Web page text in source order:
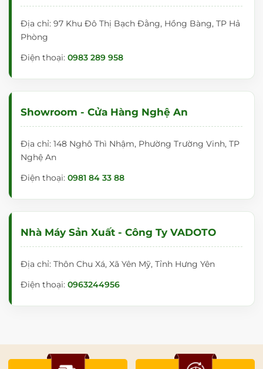
Địa chỉ: 97 Khu Đô Thị Bạch Đằng, Hồng Bàng, TP Hả
Phòng
Điện thoại: 0983 289 958
Showroom - Cửa Hàng Nghệ An
Địa chỉ: 148 Nghô Thì Nhậm, Phường Trường Vinh, TP
Nghệ An
Điện thoại: 0981 84 33 88
Nhà Máy Sản Xuất - Công Ty VADOTO
Địa chỉ: Thôn Chu Xá, Xã Yên Mỹ, Tỉnh Hưng Yên
Điện thoại: 0963244956